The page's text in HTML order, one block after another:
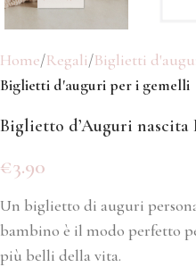
Home Regali Biglietti
Biglietti d'auguri per i gemelli
Biglietto d’Auguri nascita
€3.90
Un biglietto di auguri
bambino è il modo perfetto
più belli della vita.